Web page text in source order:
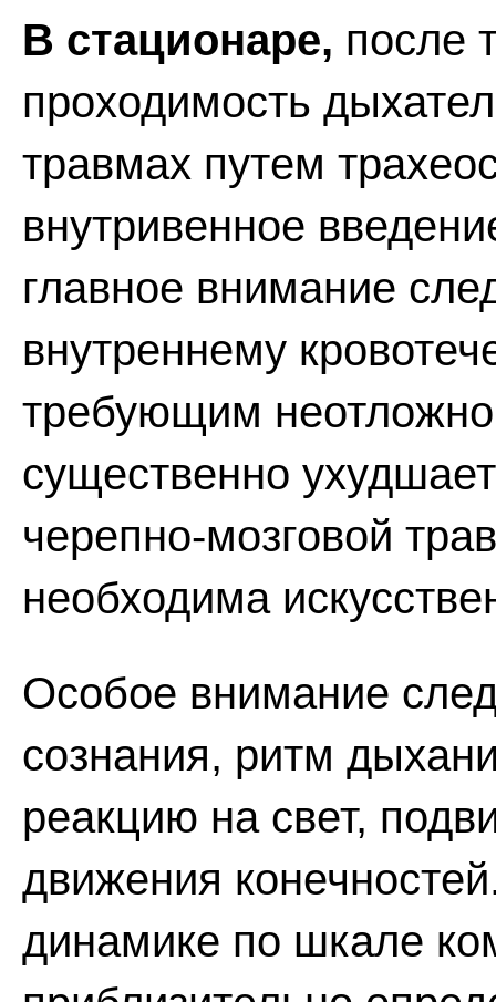
В стационаре, после
проходимость
травмах путем
внутривенное
главное внимание
внутреннему
требующим
существенно
черепно-мозговой
необходима
Особое внимание
сознания, ритм
реакцию на свет,
движения
динамике по шкале